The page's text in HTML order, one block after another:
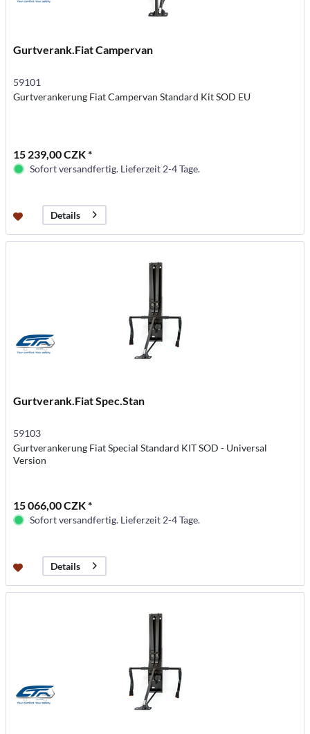
Gurtverank.Fiat Campervan
59101
Gurtverankerung Fiat Campervan Standard Kit SOD EU
15 239,00 CZK *
Sofort versandfertig. Lieferzeit 2-4 Tage.
Details
Gurtverank.Fiat Spec.Stan
59103
Gurtverankerung Fiat Special Standard KIT SOD - Universal
Version
15 066,00 CZK *
Sofort versandfertig. Lieferzeit 2-4 Tage.
Details